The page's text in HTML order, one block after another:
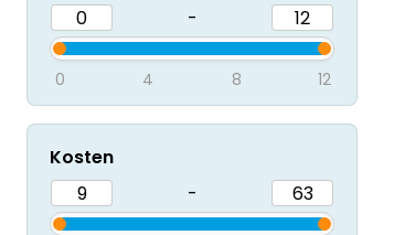
-
0 4 8 12
Kosten
-